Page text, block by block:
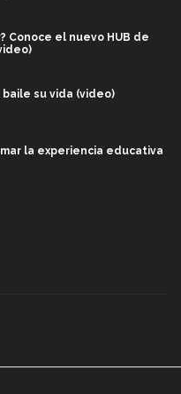
Conoce el nuevo HUB de
su vida (video)
la experiencia educativa